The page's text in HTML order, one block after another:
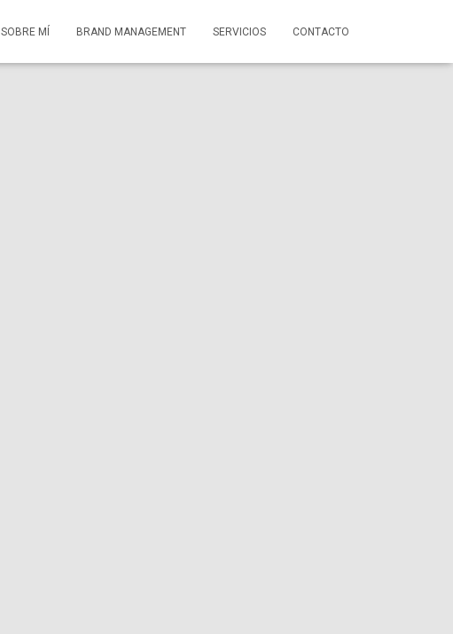
SOBRE MÍ BRAND MANAGEMENT SERVICIOS CONTACTO